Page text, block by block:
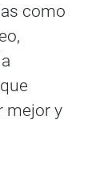
como
mejor y